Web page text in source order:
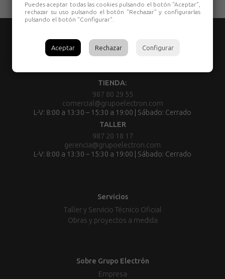
TIENDA:
987 80 29 55
comercial@grupoelectron.com
L-V: 8:00 a 13:30 – 15:30 a 19:00 | Sábado: Cerrado
TALLER
987 20 18 17
gerencia@grupoelectron.com
L-V: 8:00 a 13:30 – 15:30 a 19:00 | Sábado: Cerrado
Servicios
Taller y Servicio Técnico Oficial
Obras y proyectos a medida
Sobre Grupo Electrón
Empresa
Puedes aceptar todas las cookies pulsando el botón "Aceptar",
rechazar su uso pulsando el botón "Rechazar" y configurarlas
pulsando el botón "Configurar".
Aceptar Rechazar Configurar